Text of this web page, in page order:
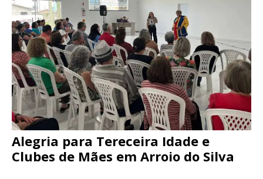
Alegria para Tereceira Idade e
Clubes de Mães em Arroio do Silva